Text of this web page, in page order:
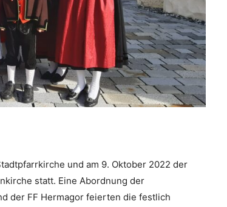
und am 9. Oktober 2022 der
statt. Eine Abordnung der
der FF Hermagor feierten die festlich